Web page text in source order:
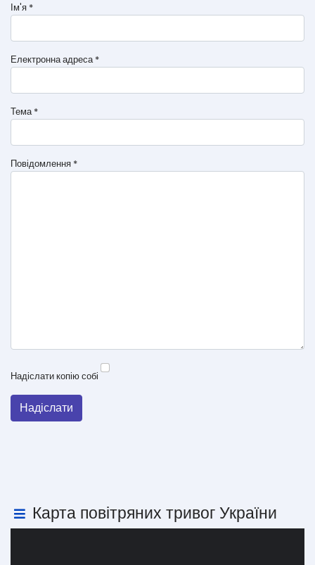
Ім'я *
Електронна адреса*
Тема*
Повідомлення *
Надіслати копію собі
Надіслати
Карта повітряних тривог України